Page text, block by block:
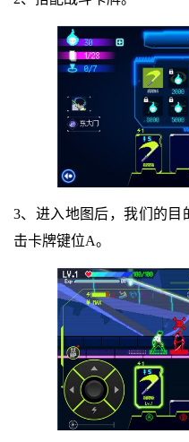
3、进入地图后，我们的目
击卡牌键位A。